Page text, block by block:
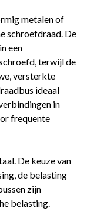
metalen of
schroefdraad. De
een
terwijl de
versterkte
ideaal
in
frequente
De keuze van
de belasting
zijn
belasting.